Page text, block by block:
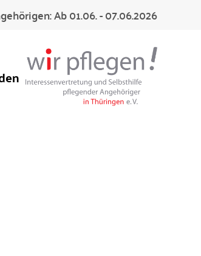
Ab 01.06. - 07.06.2026